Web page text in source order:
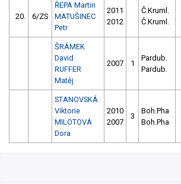
20. 6/ZS
ŘEPA Martin
MATUŠINEC
Petr
2011
2012
Č.Kruml.
Č.Kruml.
ŠRÁMEK
David
RUFFER
Matěj
2007 1
Pardub.
Pardub.
STANOVSKÁ
Viktorie
MILOTOVÁ
Dora
2010
2007
3
Boh.Pha
Boh.Pha